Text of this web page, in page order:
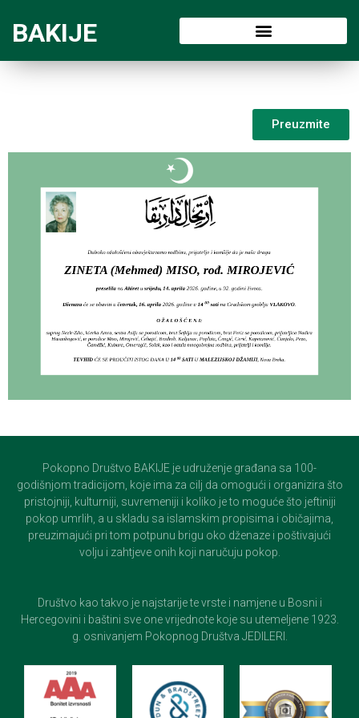
BAKIJE
Preuzmite
Pokopno Društvo BAKIJE je udruženje građana sa 100-
godišnjom tradicijom, koje ima za cilj da omogući i organizira što
pristojniji, kulturniji, suvremeniji i koliko je to moguće što jeftiniji
pokop umrlih, a u skladu sa islamskim propisima i običajima,
preuzimajući pri tom potpunu brigu oko dženaze i poštivajući
volju i zahtjeve onih koji naručuju pokop.
Društvo kao takvo je najstarije te vrste i namjene u Bosni i
Hercegovini i baštini sve one vrijednote koje su utemeljene 1923.
g. osnivanjem Pokopnog Društva JEDILERI.